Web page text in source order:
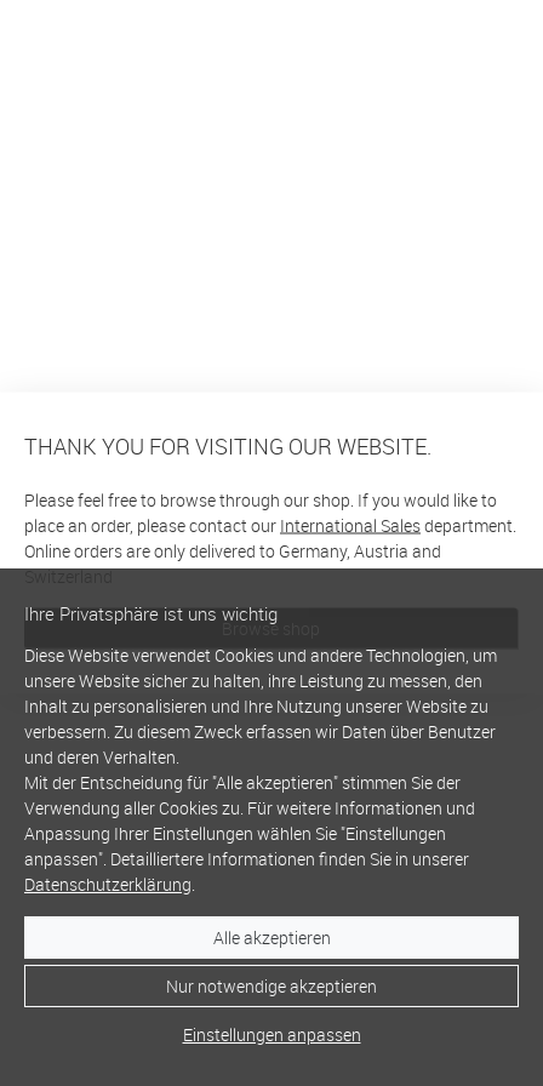
THANK YOU FOR VISITING OUR WEBSITE.
Please feel free to browse through our shop. If you would like to
place an order, please contact our International Salesdepartment.
Online orders are only delivered to Germany, Austria and
Switzerland
Browse shop
Ihre Privatsphäre ist uns wichtig
Diese Website verwendet Cookies und andere Technologien, um
unsere Website sicher zu halten, ihre Leistung zu messen, den
Inhalt zu personalisieren und Ihre Nutzung unserer Website zu
verbessern. Zu diesem Zweck erfassen wir Daten über Benutzer
und deren Verhalten.
Mit der Entscheidung für "Alle akzeptieren" stimmen Sie der
Verwendung aller Cookies zu. Für weitere Informationen und
Anpassung Ihrer Einstellungen wählen Sie "Einstellungen
anpassen". Detailliertere Informationen finden Sie in unserer
Datenschutzerklärung.
Alle akzeptieren
Nur notwendige akzeptieren
Einstellungen anpassen